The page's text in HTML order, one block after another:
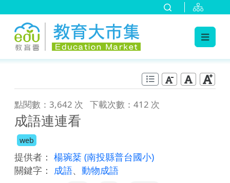
點閱數：3,642 次 下載次數：412 次
成語連連看
web
提供者： 楊琬棻 (南投縣普台國小)
關鍵字： 成語、 動物成語